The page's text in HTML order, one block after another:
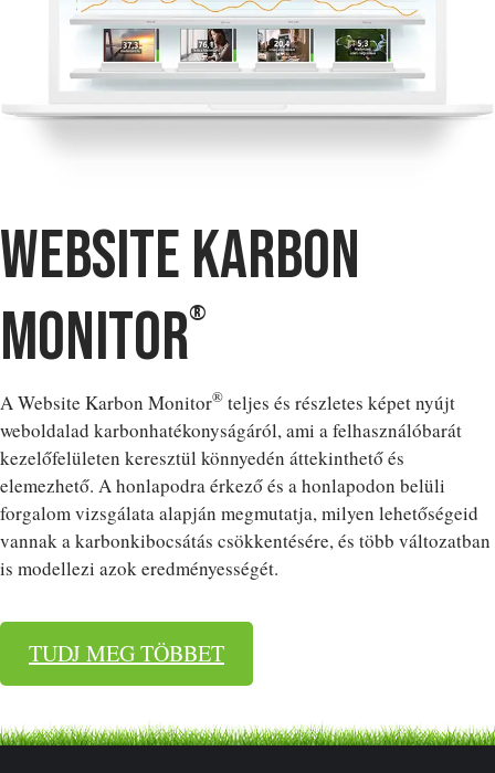
Website Karbon
monitor®
A Website Karbon Monitor® teljes és részletes képet nyújt
weboldalad karbonhatékonyságáról, ami a felhasználóbarát
kezelőfelületen keresztül könnyedén áttekinthető és
elemezhető. A honlapodra érkező és a honlapodon belüli
forgalom vizsgálata alapján megmutatja, milyen lehetőségeid
vannak a karbonkibocsátás csökkentésére, és több változatban
is modellezi azok eredményességét.
TUDJ MEG TÖBBET